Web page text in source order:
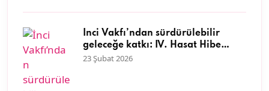
İnci Vakfı’ndan sürdürülebilir
geleceğe katkı: IV. Hasat Hibe
Programı başvuruları başladı
23 Şubat 2026